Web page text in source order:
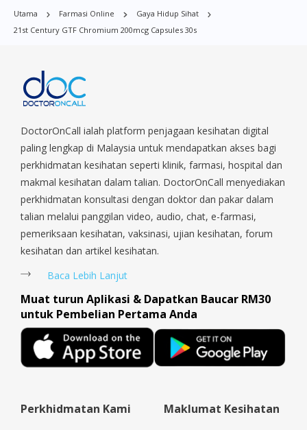
Clementi, Chinatown, Commonwealt, City Hall, Clarke Quay,
Changi Airport, Changi Village, Clementi Park, Dairy Farm,
Kallang/ Whampoa, Lim Chu Kang, Marine Parade, Marina,
Macpherson, Mandai, Newton, Novena, Orchard, Pasir Ris,
Rochor, River Valley, Sembawang, Sengkang, Serangoon,
Serangoon Rd, Seletar, Tampines, Toa Payoh, Tanjong Pagar,
Telok Blangah, Tanglin, Thomson, Tuas, Tengah, Upper East
Coast, Upper Bukit Timah, Upper Thomson, Woodlands, West
Coast, Yishun, Yio Chu Kang.
Utama Farmasi Online
Gaya Hidup Sihat
21st Century GTF Chromium 200mcg Capsules 30s
DoctorOnCall ialah platform penjagaan kesihatan digital
paling lengkap di Malaysia untuk mendapatkan akses bagi
perkhidmatan kesihatan seperti klinik, farmasi, hospital dan
makmal kesihatan dalam talian. DoctorOnCall menyediakan
perkhidmatan konsultasi dengan doktor dan pakar dalam
talian melalui panggilan video, audio, chat, e-farmasi,
pemeriksaan kesihatan, vaksinasi, ujian kesihatan, forum
kesihatan dan artikel kesihatan.
Baca Lebih Lanjut
Muat turun Aplikasi & Dapatkan Baucar RM30
untuk Pembelian Pertama Anda
Perkhidmatan Kami Maklumat Kesihatan